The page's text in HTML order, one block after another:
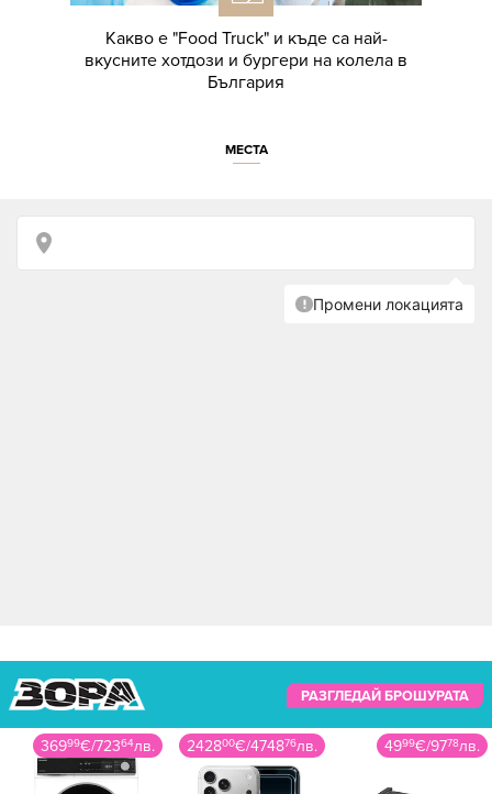
Какво е "Food Truck" и къде са най-
вкусните хотдози и бургери на колела в
България
МЕСТА
РАЗГЛЕДАЙ БРОШУРАТА
36999€/72364лв. 242800€/474876лв. 4999€/9778лв.